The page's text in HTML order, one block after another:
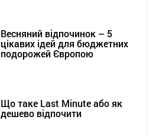
Весняний відпочинок – 5
цікавих ідей для бюджетних
подорожей Європою
Що таке Last Minute або як
дешево відпочити